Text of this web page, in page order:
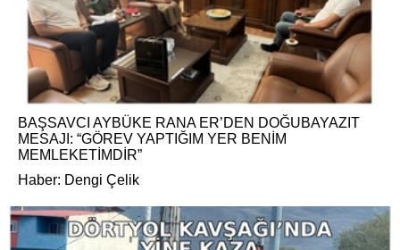
BAŞSAVCI AYBÜKE RANA ER’DEN DOĞUBAYAZIT
MESAJI: “GÖREV YAPTIĞIM YER BENİM
MEMLEKETİMDİR”
Haber: Dengi Çelik